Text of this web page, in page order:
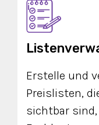
Erstelle und
Preislisten,
sichtbar